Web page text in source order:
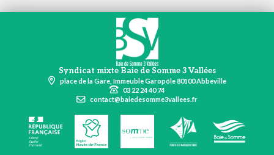
Syndicat mixte Baie de Somme 3 Vallées
place de la Gare, Immeuble Garopôle 80100 Abbeville
03 22 24 40 74
contact@baiedesomme3vallees.fr